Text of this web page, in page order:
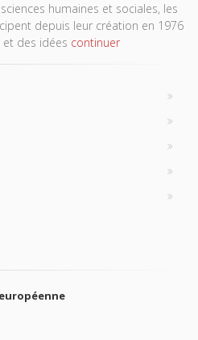
humaines et sociales, les
depuis leur création en 1976
des idées continuer